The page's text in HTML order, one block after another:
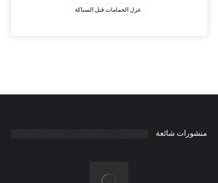
عزل الحمامات قبل السباكة
منشورات شائعة